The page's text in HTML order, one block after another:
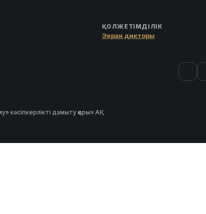
ҚОЛЖЕТІМДІЛІК
Экран дикторы
кәсіпкерлікті дамыту қоры» АҚ